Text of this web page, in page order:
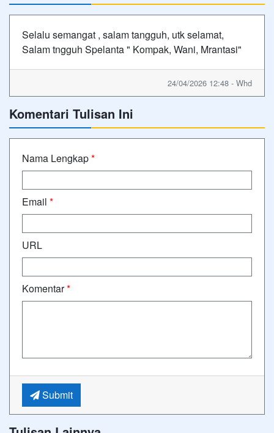
Selalu semangat , salam tangguh, utk selamat,
Salam tngguh Spelanta " Kompak, Wani, Mrantasi"
24/04/2026 12:48 - Whd
Komentari Tulisan Ini
Nama Lengkap*
Email *
URL
Komentar*
Submit